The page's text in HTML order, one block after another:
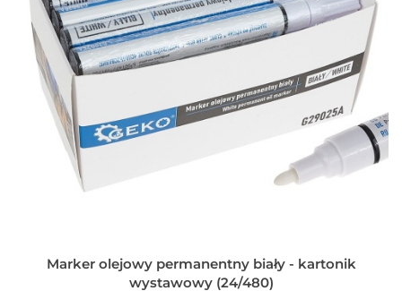
Marker olejowy permanentny biały - kartonik
wystawowy (24/480)